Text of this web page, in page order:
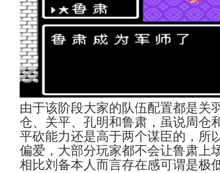
由于该阶段大家的队伍配置都是关
仓、关平、孔明和鲁肃，虽说周仓
平砍能力还是高于两个谋臣的，所
偏爱，大部分玩家都不会让鲁肃上
相比刘备本人而言存在感可谓是极